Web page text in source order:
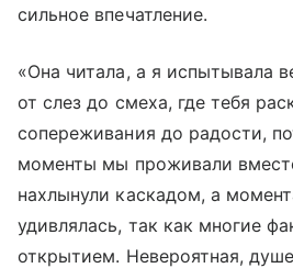
сильное впечатление.
«Она читала, а я испытывала
от слез до смеха, где тебя
сопереживания до радости,
моменты мы проживали
нахлынули каскадом, а
удивлялась, так как многие
открытием. Невероятная,